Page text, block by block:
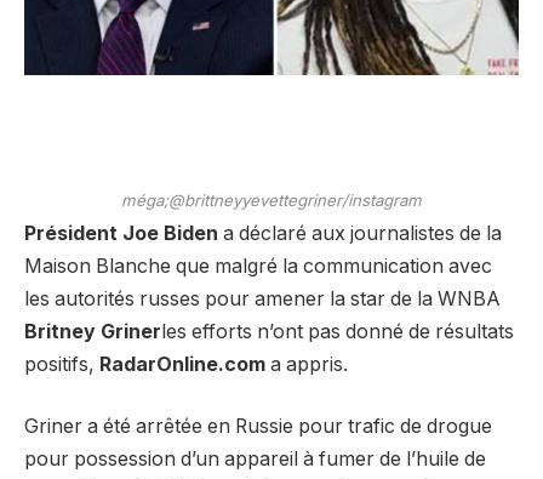
méga;@brittneyyevettegriner/instagram
Président Joe Biden a déclaré aux journalistes de la
Maison Blanche que malgré la communication avec
les autorités russes pour amener la star de la WNBA
Britney Grinerles efforts n’ont pas donné de résultats
positifs, RadarOnline.com a appris.
Griner a été arrêtée en Russie pour trafic de drogue
pour possession d’un appareil à fumer de l’huile de